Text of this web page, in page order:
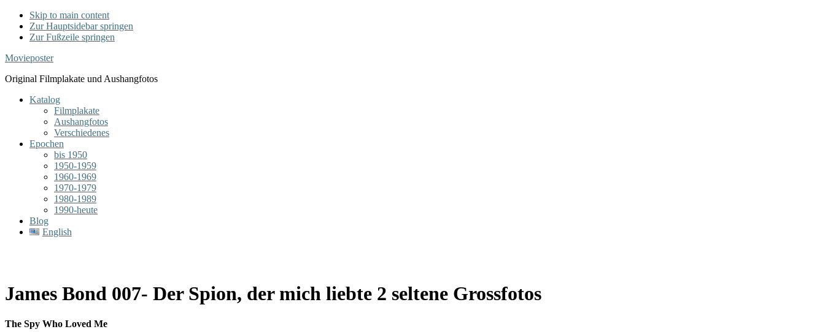
Skip to main content
Zur Hauptsidebar springen
Zur Fußzeile springen
Movieposter
Original Filmplakate und Aushangfotos
Katalog
Filmplakate
Aushangfotos
Verschiedenes
Epochen
bis 1950
1950-1959
1960-1969
1970-1979
1980-1989
1990-heute
Blog
English
James Bond 007- Der Spion, der mich liebte 2 seltene Grossfotos
The Spy Who Loved Me